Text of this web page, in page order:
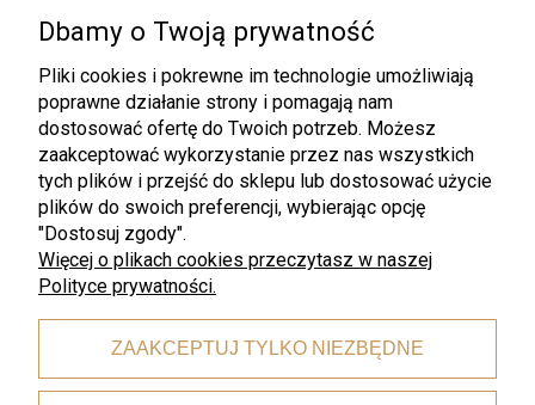
Regulamin
Zwroty i Reklamacje
Pliki do pobrania
Twoje zamówienia
Ustawienia konta
Przechowalnia
Płatności i dostawa
Czas i koszty dostawy
Formy płatności
Informacje
Rabaty
Kontakt
Dbamy o Twoją prywatność
Pliki cookies i pokrewne im technologie umożliwiają
poprawne działanie strony i pomagają nam
dostosować ofertę do Twoich potrzeb. Możesz
zaakceptować wykorzystanie przez nas wszystkich
tych plików i przejść do sklepu lub dostosować użycie
plików do swoich preferencji, wybierając opcję
"Dostosuj zgody".
Więcej o plikach cookies przeczytasz w naszej
Polityce prywatności.
ZAAKCEPTUJ TYLKO NIEZBĘDNE